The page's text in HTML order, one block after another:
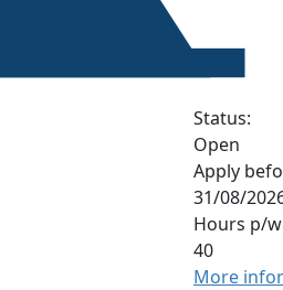
Status:
Open
Apply
31/08/
Hours p/
40
More